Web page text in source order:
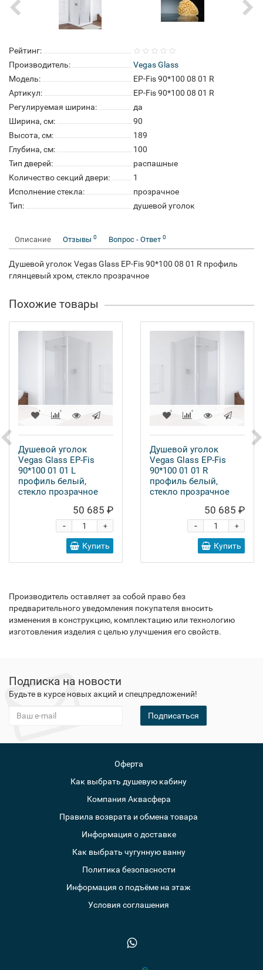
Рейтинг:
Производитель:
Vegas Glass
Модель:
EP-Fis 90*100 08 01 R
Артикул:
EP-Fis 90*100 08 01 R
Регулируемая ширина:
да
Ширина, см:
90
Высота, см:
189
Глубина, см:
100
Тип дверей:
распашные
Количество секций двери:
1
Исполнение стекла:
прозрачное
Тип:
душевой уголок
Описание Отзывы 0 Вопрос - Ответ 0
Душевой уголок Vegas Glass EP-Fis 90*100 08 01 R профиль
глянцевый хром, стекло прозрачное
Похожие товары
Душевой уголок
Vegas Glass EP-Fis
90*100 01 01 L
профиль белый,
стекло прозрачное
50 685 ₽
+
-
Купить
Душевой уголок
Vegas Glass EP-Fis
90*100 01 01 R
профиль белый,
стекло прозрачное
50 685 ₽
+
-
Купить
Производитель оставляет за собой право без
предварительного уведомления покупателя вносить
изменения в конструкцию, комплектацию или технологию
изготовления изделия с целью улучшения его свойств.
Подписка на новости
Будьте в курсе новых акций и спецпредложений!
Подписаться
Оферта
Как выбрать душевую кабину
Компания Аквасфера
Правила возврата и обмена товара
Информация о доставке
Как выбрать чугунную ванну
Политика безопасности
Информация о подъёме на этаж
Условия соглашения